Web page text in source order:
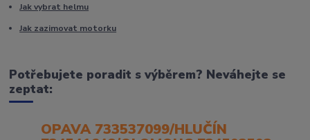
Jak vybrat helmu
Jak zazimovat motorku
Potřebujete poradit s výběrem? Neváhejte se
zeptat:
OPAVA 733537099/HLUČÍN